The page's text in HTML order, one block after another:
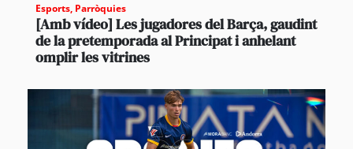
Esports, Parròquies
[Amb vídeo] Les jugadores del Barça, gaudint
de la pretemporada al Principat i anhelant
omplir les vitrines